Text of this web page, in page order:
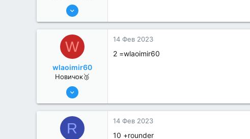
27 Дек 2022
0
W
wlaoimir60
Новичок🥉
14 Фев 2023
0
14 Фев 2023
2 =wlaoimir60
R 14 Фев 2023
10 +rounder